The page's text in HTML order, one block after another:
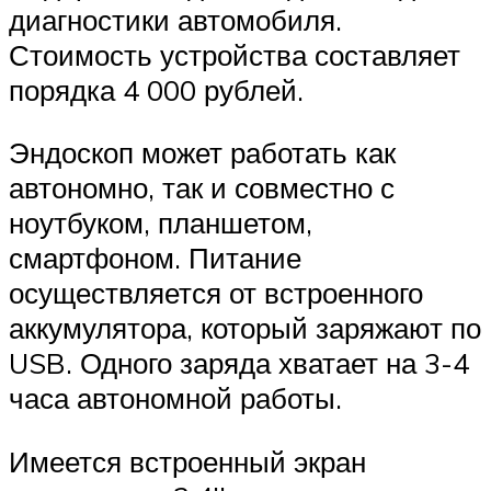
диагностики автомобиля.
Стоимость устройства составляет
порядка 4 000 рублей.
Эндоскоп может работать как
автономно, так и совместно с
ноутбуком, планшетом,
смартфоном. Питание
осуществляется от встроенного
аккумулятора, который заряжают по
USB. Одного заряда хватает на 3-4
часа автономной работы.
Имеется встроенный экран